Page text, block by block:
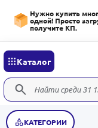
Нужно купить
одной! Просто
получите КП.
Каталог
КАТЕГОРИИ